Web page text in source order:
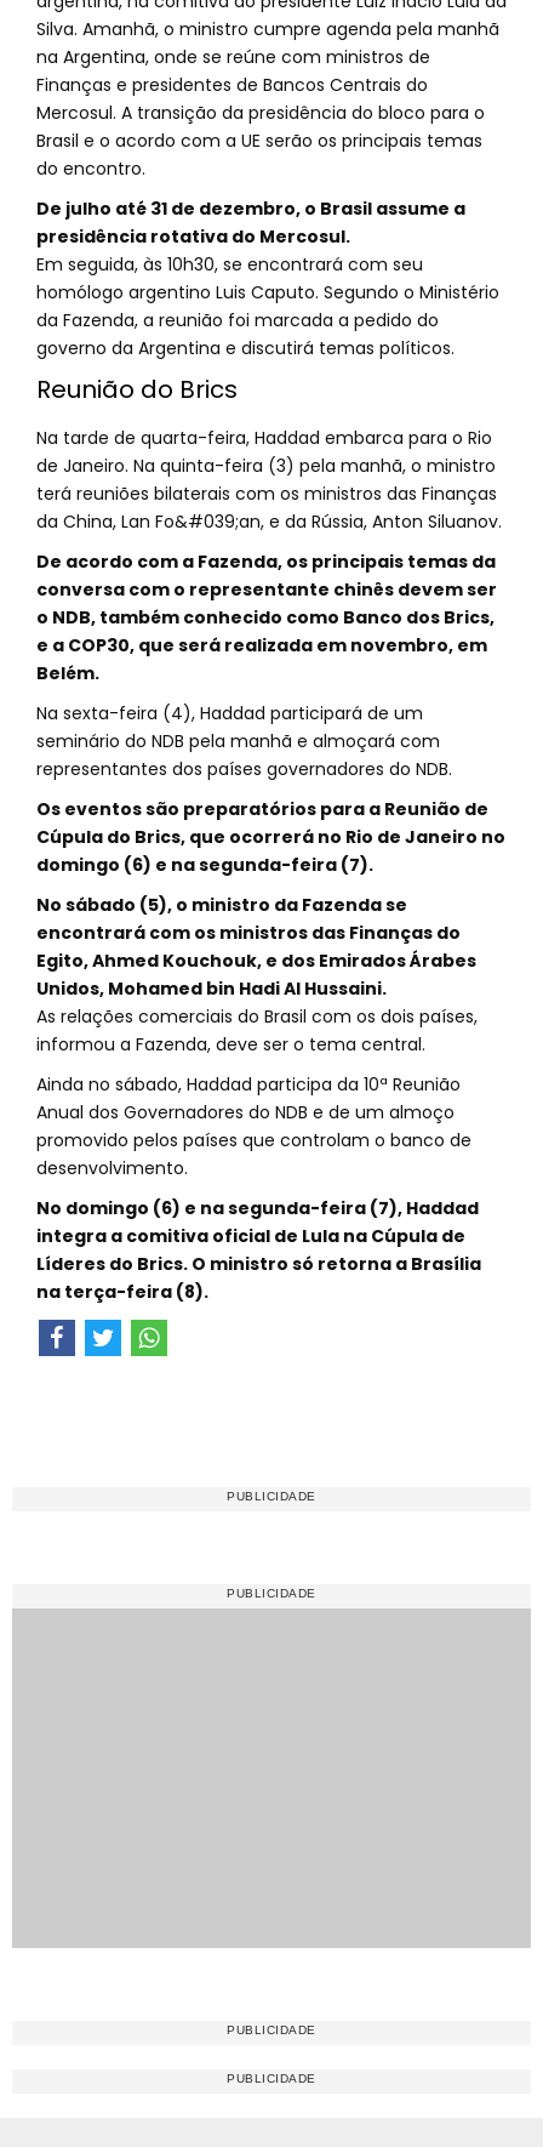
Silva. Amanhã, o ministro cumpre agenda pela manhã
na Argentina, onde se reúne com ministros de
Finanças e presidentes de Bancos Centrais do
Mercosul. A transição da presidência do bloco para o
Brasil e o acordo com a UE serão os principais temas
do encontro.
De julho até 31 de dezembro, o Brasil assume a
presidência rotativa do Mercosul.
Em seguida, às 10h30, se encontrará com seu
homólogo argentino Luis Caputo. Segundo o Ministério
da Fazenda, a reunião foi marcada a pedido do
governo da Argentina e discutirá temas políticos.
Reunião do Brics
Na tarde de quarta-feira, Haddad embarca para o Rio
de Janeiro. Na quinta-feira (3) pela manhã, o ministro
terá reuniões bilaterais com os ministros das Finanças
da China, Lan Fo&#039;an, e da Rússia, Anton Siluanov.
De acordo com a Fazenda, os principais temas da
conversa com o representante chinês devem ser
o NDB, também conhecido como Banco dos Brics,
e a COP30, que será realizada em novembro, em
Belém.
Na sexta-feira (4), Haddad participará de um
seminário do NDB pela manhã e almoçará com
representantes dos países governadores do NDB.
Os eventos são preparatórios para a Reunião de
Cúpula do Brics, que ocorrerá no Rio de Janeiro no
domingo (6) e na segunda-feira (7).
No sábado (5), o ministro da Fazenda se
encontrará com os ministros das Finanças do
Egito, Ahmed Kouchouk, e dos Emirados Árabes
Unidos, Mohamed bin Hadi Al Hussaini.
As relações comerciais do Brasil com os dois países,
informou a Fazenda, deve ser o tema central.
Ainda no sábado, Haddad participa da 10ª Reunião
Anual dos Governadores do NDB e de um almoço
promovido pelos países que controlam o banco de
desenvolvimento.
No domingo (6) e na segunda-feira (7), Haddad
integra a comitiva oficial de Lula na Cúpula de
Líderes do Brics. O ministro só retorna a Brasília
na terça-feira (8).